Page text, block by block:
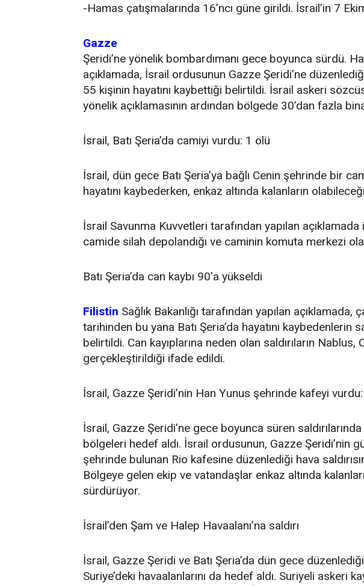
-Hamas çatışmalarında 16’ncı güne girildi. İsrail’in 7
Gazze
Şeridi’ne yönelik bombardımanı gece boyunca sürdü.
açıklamada, İsrail ordusunun Gazze Şeridi’ne
55 kişinin hayatını kaybettiği belirtildi. İsrail askeri
yönelik açıklamasının ardından bölgede 30’dan fazla
İsrail, Batı Şeria’da camiyi vurdu: 1 ölü
İsrail, dün gece Batı Şeria’ya bağlı Cenin şehrinde bir
hayatını kaybederken, enkaz altında kalanların
İsrail Savunma Kuvvetleri tarafından yapılan açıklamada
camide silah depolandığı ve caminin komuta merkezi
Batı Şeria’da can kaybı 90’a yükseldi
Filistin Sağlık Bakanlığı tarafından yapılan açıklamada,
tarihinden bu yana Batı Şeria’da hayatını kaybedenlerin
belirtildi. Can kayıplarına neden olan saldırıların Nablus,
gerçekleştirildiği ifade edildi.
İsrail, Gazze Şeridi’nin Han Yunus şehrinde kafeyi
İsrail, Gazze Şeridi’ne gece boyunca süren
bölgeleri hedef aldı. İsrail ordusunun, Gazze Şeridi’nin
şehrinde bulunan Rio kafesine düzenlediği hava
Bölgeye gelen ekip ve vatandaşlar enkaz altında
sürdürüyor.
İsrail’den Şam ve Halep Havaalanı’na saldırı
İsrail, Gazze Şeridi ve Batı Şeria’da dün gece düzenlediği
Suriye’deki havaalanlarını da hedef aldı. Suriyeli askeri